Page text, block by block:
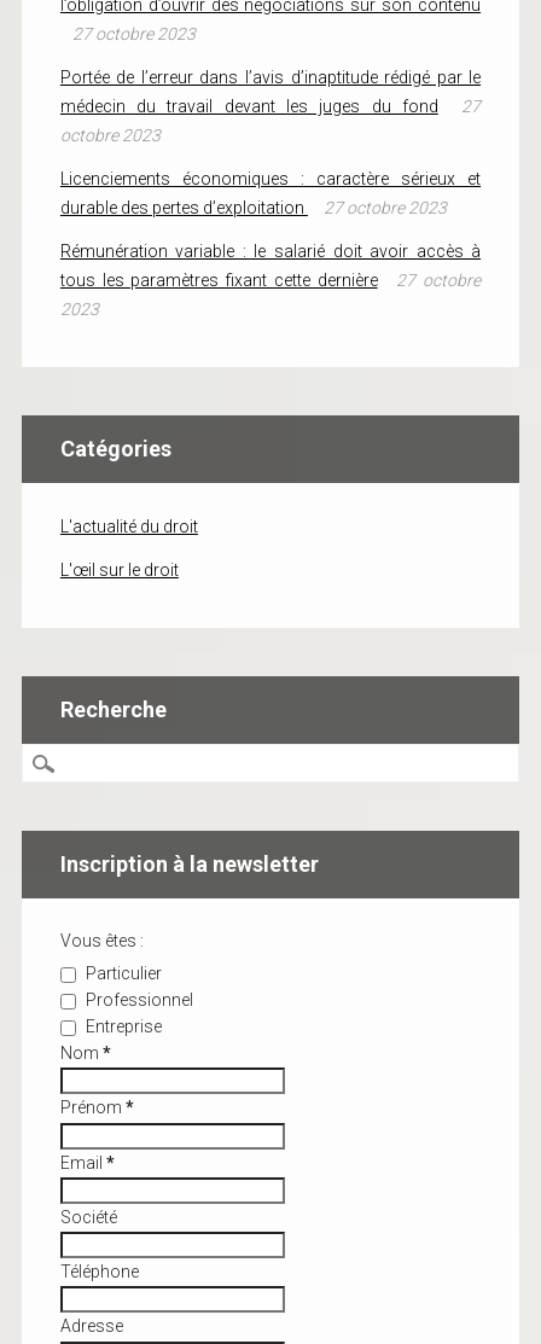
l’obligation d’ouvrir des négociations sur son contenu
27 octobre 2023
Portée de l’erreur dans l’avis d’inaptitude rédigé par le
médecin du travail devant les juges du fond
27
octobre 2023
Licenciements économiques : caractère sérieux et
durable des pertes d’exploitation
27 octobre 2023
Rémunération variable : le salarié doit avoir accès à
tous les paramètres fixant cette dernière
27 octobre
2023
Catégories
L'actualité du droit
L'œil sur le droit
Recherche
Inscription à la newsletter
Vous êtes :
Particulier
Professionnel
Entreprise
Nom *
Prénom *
Email *
Société
Téléphone
Adresse